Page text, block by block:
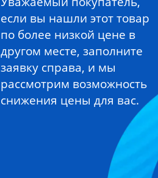
если вы нашли этот товар
по более низкой цене в
другом месте, заполните
заявку справа, и мы
рассмотрим возможность
снижения цены для вас.